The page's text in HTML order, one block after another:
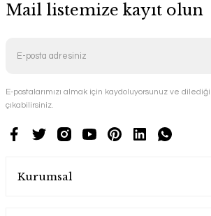
Mail listemize kayıt olun
E-postalarımızı almak için kaydoluyorsunuz ve
çıkabilirsiniz.
Kurumsal